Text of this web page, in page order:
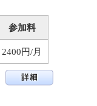
参加料
2400円/月